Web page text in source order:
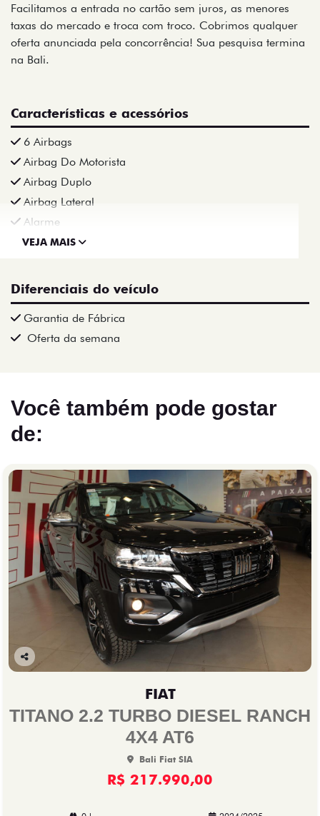
Facilitamos a entrada no cartão sem juros, as menores
taxas do mercado e troca com troco. Cobrimos qualquer
oferta anunciada pela concorrência! Sua pesquisa termina
na Bali.
Características e acessórios
6 Airbags
Airbag Do Motorista
Airbag Duplo
Airbag Lateral
Alarme
VEJA MAIS
Diferenciais do veículo
Garantia de Fábrica
Oferta da semana
Você também pode gostar
de:
Co
lhe
FIAT
TITANO 2.2 TURBO DIESEL RANCH
4X4 AT6
Bali Fiat SIA
R$ 217.990,00